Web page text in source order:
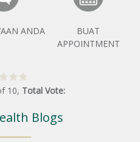
ANDA
BUAT
APPOINTMENT
10, Total Vote:
Blogs